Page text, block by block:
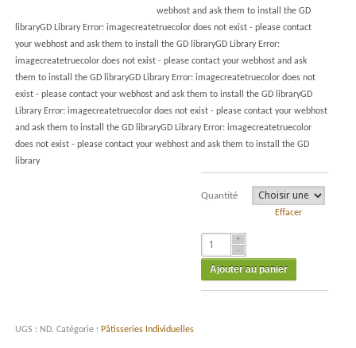
webhost and ask them to install the GD
libraryGD Library Error: imagecreatetruecolor does not exist - please contact
your webhost and ask them to install the GD libraryGD Library Error:
imagecreatetruecolor does not exist - please contact your webhost and ask
them to install the GD libraryGD Library Error: imagecreatetruecolor does not
exist - please contact your webhost and ask them to install the GD libraryGD
Library Error: imagecreatetruecolor does not exist - please contact your webhost
and ask them to install the GD libraryGD Library Error: imagecreatetruecolor
does not exist - please contact your webhost and ask them to install the GD
library
Quantité
Effacer
Ajouter au panier
UGS : ND. Catégorie : Pâtisseries Individuelles